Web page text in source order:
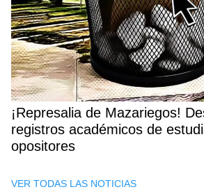
¡Represalia de Mazariegos!
registros académicos de
opositores
VER TODAS LAS NOTICIAS